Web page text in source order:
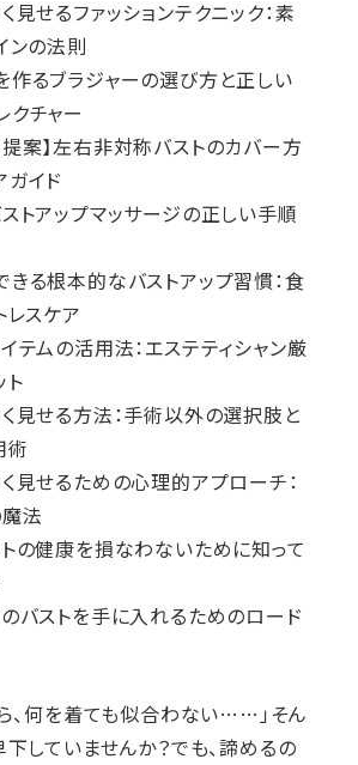
見せるファッションテクニック：素
ンの法則
作るブラジャーの選び方と正しい
クチャー
提案】左右非対称バストのカバー方
イド
トアップマッサージの正しい手順
きる根本的なバストアップ習慣：食
レスケア
テムの活用法：エステティシャン厳
ト
見せる方法：手術以外の選択肢と
術
見せるための心理的アプローチ：
法
の健康を損なわないために知って
のバストを手に入れるためのロード
、何を着ても似合わない……」そん
していませんか？でも、諦めるの